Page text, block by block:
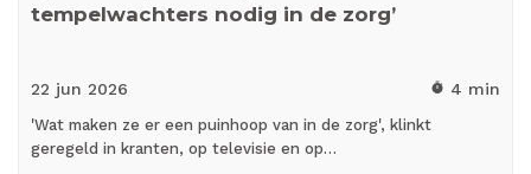
tempelwachters nodig in de zorg’
22 jun 2026 timer 4 min
'Wat maken ze er een puinhoop van in de zorg', klinkt
geregeld in kranten, op televisie en op…